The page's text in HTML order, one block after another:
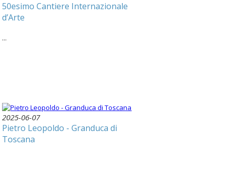
50esimo Cantiere Internazionale
d’Arte
...
2025-06-07
Pietro Leopoldo - Granduca di
Toscana